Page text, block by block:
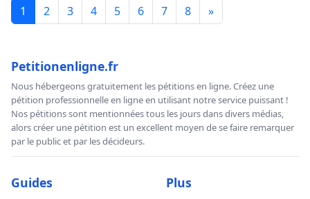
1 2 3 4 5 6 7 8 »
Petitionenligne.fr
Nous hébergeons gratuitement les pétitions en ligne. Créez une
pétition professionnelle en ligne en utilisant notre service puissant !
Nos pétitions sont mentionnées tous les jours dans divers médias,
alors créer une pétition est un excellent moyen de se faire remarquer
par le public et par les décideurs.
Guides Plus